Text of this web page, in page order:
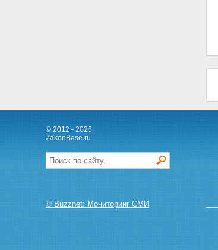
© 2012 - 2026
ZakonBase.ru
© Buzznet: Мониторинг СМИ